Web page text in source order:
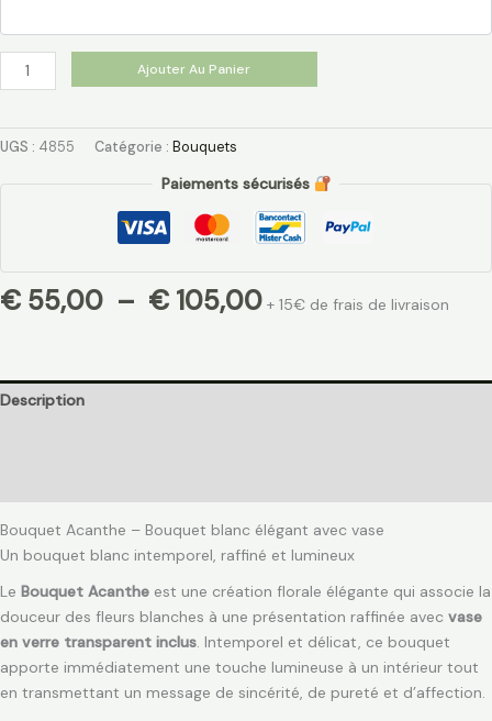
Ajouter Au Panier
UGS : 4855 Catégorie : Bouquets
Paiements sécurisés
€ 55,00 – € 105,00 + 15€ de frais de livraison
Description
Bouquet Acanthe – Bouquet blanc élégant avec vase
Un bouquet blanc intemporel, raffiné et lumineux
Le Bouquet Acanthe est une création florale élégante qui associe la
douceur des fleurs blanches à une présentation raffinée avec vase
en verre transparent inclus. Intemporel et délicat, ce bouquet
apporte immédiatement une touche lumineuse à un intérieur tout
en transmettant un message de sincérité, de pureté et d’affection.